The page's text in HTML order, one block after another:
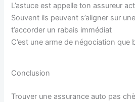
L’astuce est appelle ton assureur
Souvent ils peuvent s’aligner sur
t’accorder un rabais immédiat
C’est une arme de négociation que
Conclusion
Trouver une assurance auto pas